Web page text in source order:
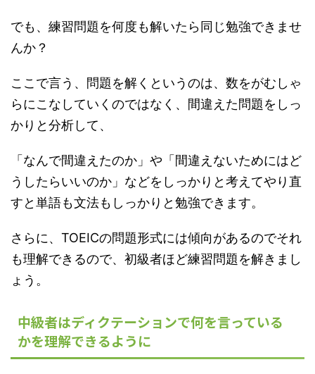
でも、練習問題を何度も解いたら同じ勉強できませ
んか？
ここで言う、問題を解くというのは、数をがむしゃ
らにこなしていくのではなく、間違えた問題をしっ
かりと分析して、
「なんで間違えたのか」や「間違えないためにはど
うしたらいいのか」などをしっかりと考えてやり直
すと単語も文法もしっかりと勉強できます。
さらに、TOEICの問題形式には傾向があるのでそれ
も理解できるので、初級者ほど練習問題を解きまし
ょう。
中級者はディクテーションで何を言っている
かを理解できるように